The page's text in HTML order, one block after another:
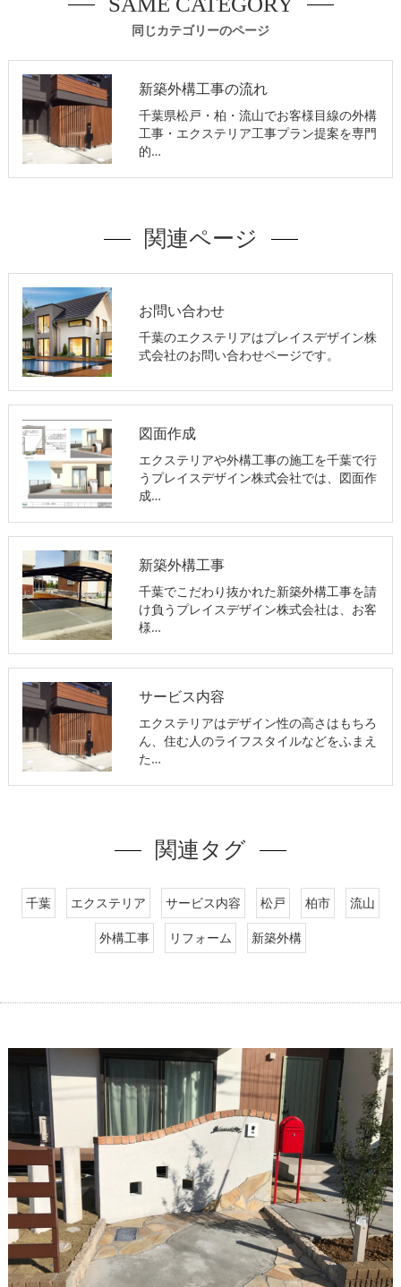
同じカテゴリーのページ
新築外構工事の流れ
千葉県松戸・柏・流山でお客様目線の外構
工事・エクステリア工事プラン提案を専門
的…
関連ページ
お問い合わせ
千葉のエクステリアはプレイスデザイン株
式会社のお問い合わせページです。
図面作成
エクステリアや外構工事の施工を千葉で行
うプレイスデザイン株式会社では、図面作
成…
新築外構工事
千葉でこだわり抜かれた新築外構工事を請
け負うプレイスデザイン株式会社は、お客
様…
サービス内容
エクステリアはデザイン性の高さはもちろ
ん、住む人のライフスタイルなどをふまえ
た…
関連タグ
千葉 エクステリア サービス内容 松戸 柏市 流山
外構工事 リフォーム 新築外構